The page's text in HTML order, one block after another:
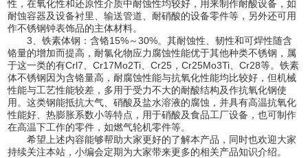
性，在氧化性和还原性介质中耐蚀性均较好，用来制作耐酸设备，如
耐蚀容器及设备衬里、输送管道、耐硝酸的设备零件等，另外还可用
作不锈钢钟表饰品的主体材料。
3、铁素体钢：含铬15%～30%。其耐蚀性、韧性和可焊性随含
铬量的增加而提高，耐氯化物应力腐蚀性能优于其他种类不锈钢，属
于这一类的有Crl7、Cr17Mo2Ti、Cr25，Cr25Mo3Ti、Cr28等。铁素
体不锈钢因为含铬量高，耐腐蚀性能与抗氧化性能均比较好，但机械
性能与工艺性能较差，多用于受力不大的耐酸结构及作抗氧化钢使
用。这类钢能抵抗大气、硝酸及盐水溶液的腐蚀，并具有高温抗氧化
性能好、热膨胀系数小等特点，用于硝酸及食品工厂设备，也可制作
在高温下工作的零件，如燃气轮机零件等。
希望上述内容能够帮助大家更好的了解本产品，同时也欢迎大家
持续关注本站，小编会定期为大家带来更多的相关产品知识介绍。